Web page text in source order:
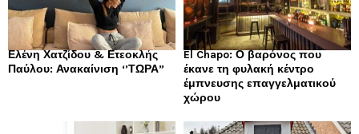
Ελένη Χατζίδου & Ετεοκλής
Παύλου: Ανακαίνιση ‘’ΤΩΡΑ”
El Chapo: Ο βαρόνος που
έκανε τη φυλακή κέντρο
έμπνευσης επαγγελματικού
χώρου